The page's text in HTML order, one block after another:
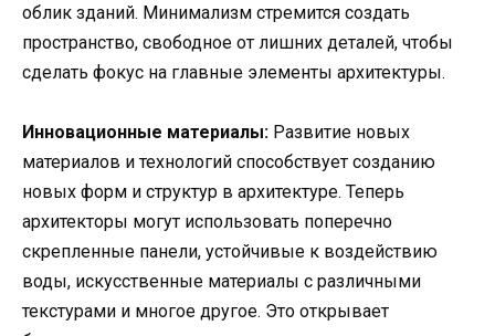
облик зданий. Минимализм стремится создать
пространство, свободное от лишних деталей, чтобы
сделать фокус на главные элементы архитектуры.
Инновационные материалы: Развитие новых
материалов и технологий способствует созданию
новых форм и структур в архитектуре. Теперь
архитекторы могут использовать поперечно
скрепленные панели, устойчивые к воздействию
воды, искусственные материалы с различными
текстурами и многое другое. Это открывает